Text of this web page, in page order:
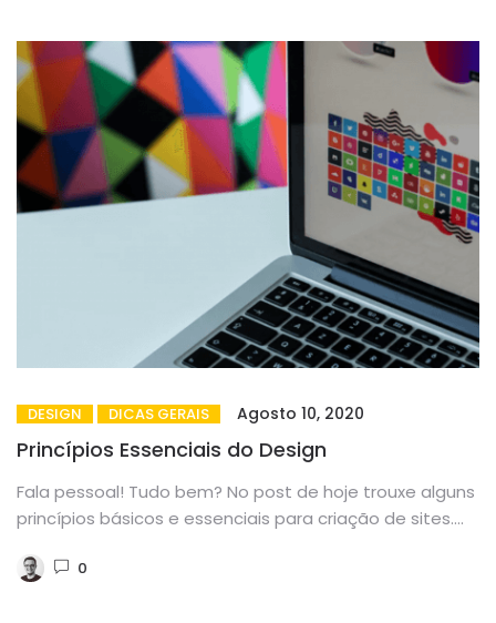
DESIGN DICAS GERAIS Agosto 10, 2020
Princípios Essenciais do Design
Fala pessoal! Tudo bem? No post de hoje trouxe alguns
princípios básicos e essenciais para criação de sites.
0